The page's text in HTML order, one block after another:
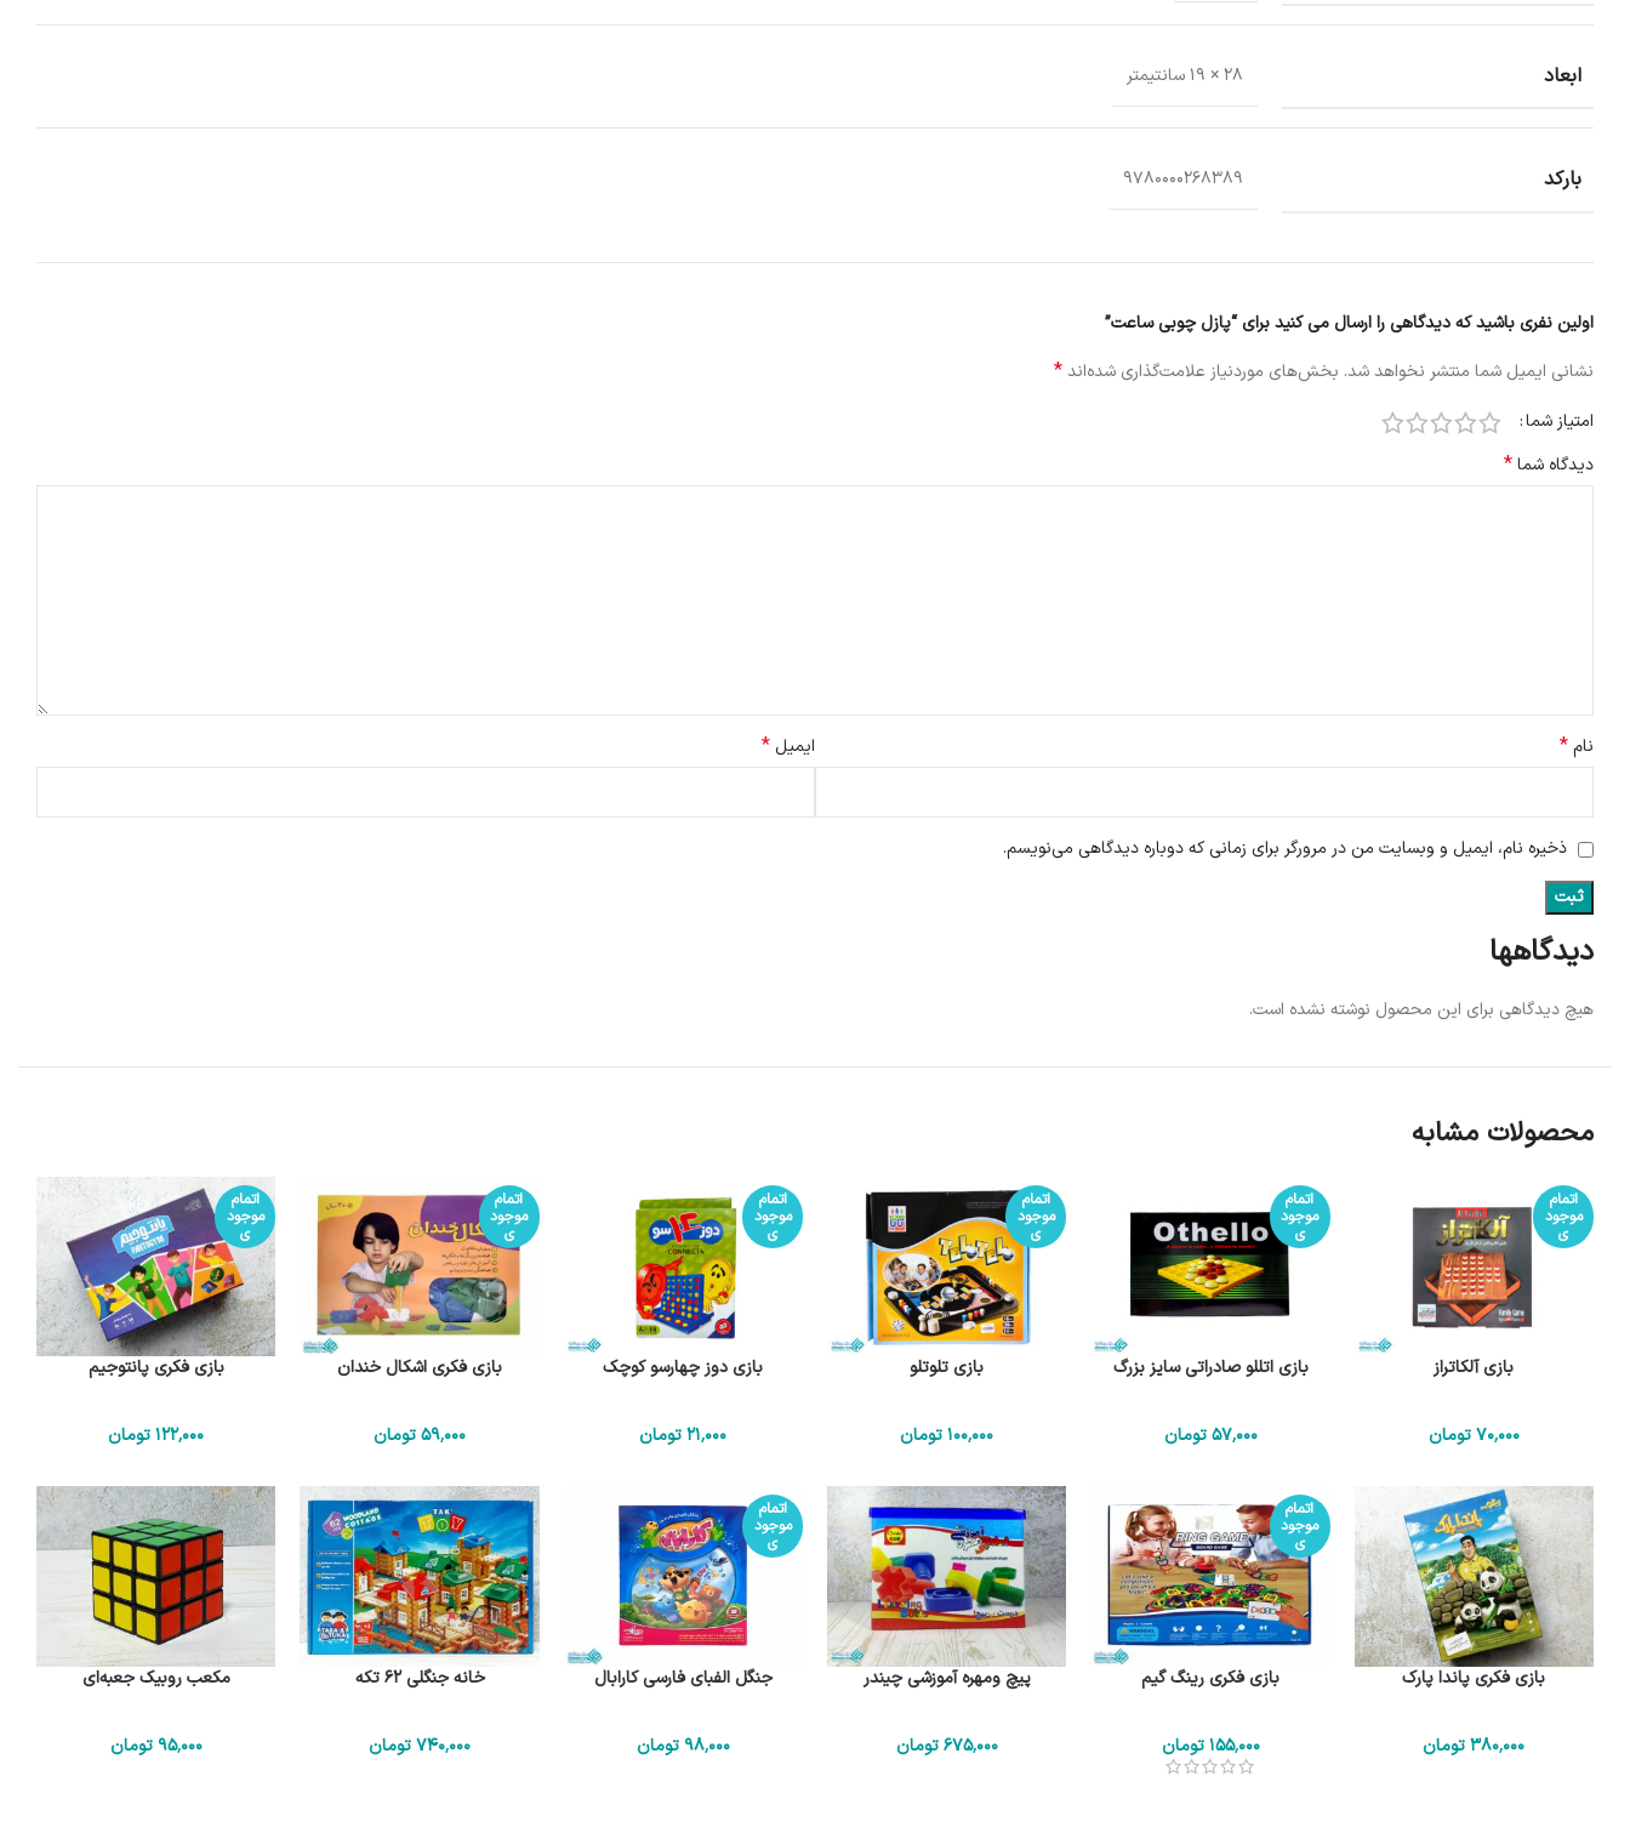
ابعاد 28 × 19 سانتیمتر
بارکد 9780000268389
دیدگاهها
هیچ دیدگاهی برای این محصول نوشته نشده است.
اولین نفری باشید که دیدگاهی را ارسال می کنید برای “پازل چوبی ساعت”
نشانی ایمیل شما منتشر نخواهد شد. بخش‌های موردنیاز علامت‌گذاری شده‌اند*
امتیاز شما
دیدگاه شما*
نام* ایمیل*
ذخیره نام، ایمیل و وبسایت من در مرورگر برای زمانی که دوباره دیدگاهی می‌نویسم.
محصولات مشابه
اتمام
موجود
ی
بازی آلکاتراز
70٬000تومان
اتمام
موجود
ی
بازی اتللو صادراتی سایز بزرگ
57٬000 تومان
اتمام
موجود
ی
بازی تلوتلو
100٬000تومان
اتمام
موجود
ی
بازی دوز چهارسو کوچک
21٬000 تومان
اتمام
موجود
ی
بازی فکری اشکال خندان
59٬000تومان
اتمام
موجود
ی
بازی فکری پانتوجیم
122٬000 تومان
بازی فکری پاندا پارک
380٬000 تومان
اتمام
موجود
ی
بازی فکری رینگ گیم
155٬000 تومان
پیچ ومهره آموزشی چیندر
675٬000 تومان
اتمام
موجود
ی
جنگل الفبای فارسی کارابال
98٬000تومان
خانه جنگلی 62 تکه
740٬000تومان
مکعب روبیک جعبه‌ای
95٬000 تومان